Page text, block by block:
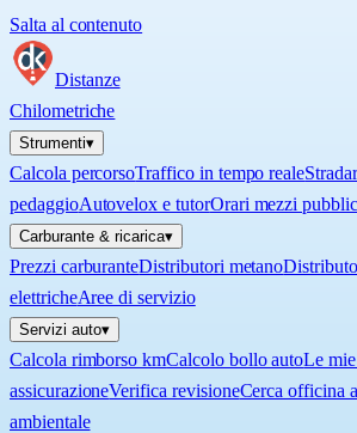
Salta al contenuto
Distanze
Chilometriche
Strumenti▾
Calcola percorsoTraffico in tempo reale
pedaggioAutovelox e tutorOrari mezzi
Carburante & ricarica▾
Prezzi carburanteDistributori metano
elettricheAree di servizio
Servizi auto▾
Calcola rimborso kmCalcolo bollo autoLe
assicurazioneVerifica revisioneCerca officina
ambientale